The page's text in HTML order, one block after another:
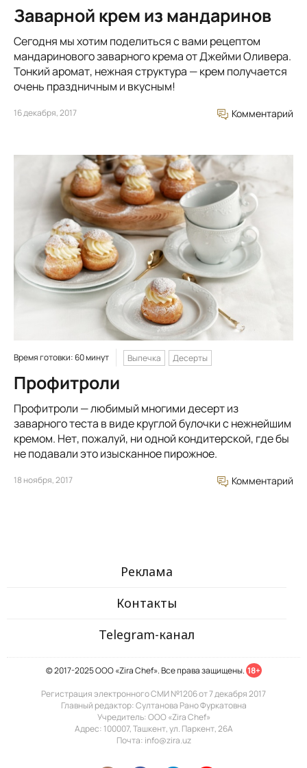
Заварной крем из мандаринов
Сегодня мы хотим поделиться с вами рецептом
мандаринового заварного крема от Джейми Оливера.
Тонкий аромат, нежная структура — крем получается
очень праздничным и вкусным!
16 декабря, 2017 Комментарий
Время готовки: 60 минут Выпечка Десерты
Профитроли
Профитроли — любимый многими десерт из
заварного теста в виде круглой булочки с нежнейшим
кремом. Нет, пожалуй, ни одной кондитерской, где бы
не подавали это изысканное пирожное.
18 ноября, 2017 Комментарий
Реклама
Контакты
Telegram-канал
© 2017-2025 ООО «Zira Chef». Все права защищены. 18+
Регистрация электронного СМИ №1206 от 7 декабря 2017
Главный редактор: Султанова Рано Фуркатовна
Учредитель: ООО «Zira Chef»
Адрес: 100007, Ташкент, ул. Паркент, 26А
Почта: info@zira.uz